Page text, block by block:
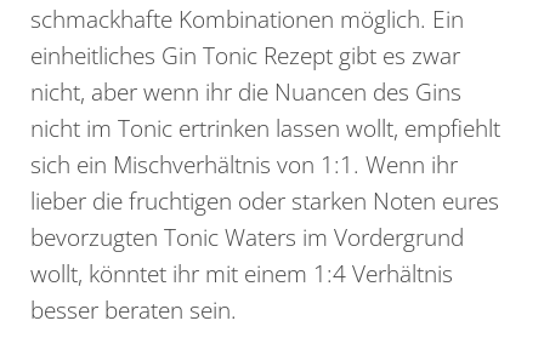
schmackhafte Kombinationen möglich. Ein
einheitliches Gin Tonic Rezept gibt es zwar
nicht, aber wenn ihr die Nuancen des Gins
nicht im Tonic ertrinken lassen wollt, empfiehlt
sich ein Mischverhältnis von 1:1. Wenn ihr
lieber die fruchtigen oder starken Noten eures
bevorzugten Tonic Waters im Vordergrund
wollt, könntet ihr mit einem 1:4 Verhältnis
besser beraten sein.